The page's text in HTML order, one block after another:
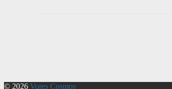
© 2026 Vores Cosmos